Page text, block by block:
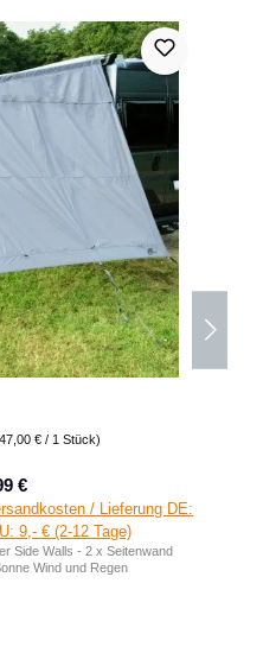
€ / 1 Stück)
Verkaufspreis:
€
/ Lieferung DE:
9,- € (2-12 Tage)
Side Walls - 2 x Seitenwand
Wind und Regen